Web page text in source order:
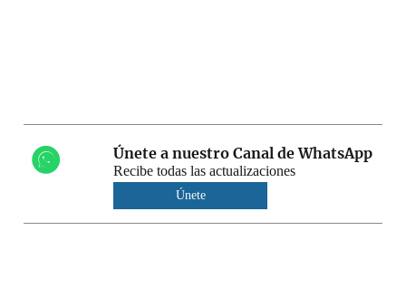
Únete a nuestro Canal de WhatsApp
Recibe todas las actualizaciones
Únete